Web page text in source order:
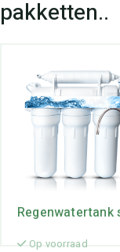
Op voorraad